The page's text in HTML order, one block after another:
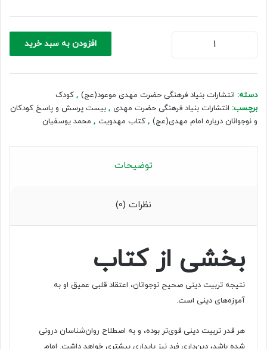
بیست
پاسخ
و
نوجوانان
درباره
مهدی(عج)
افزودن به سبد خرید
دسته: انتشارات بنیاد فرهنگی حضرت مهدی موعود(عج) , کودک
برچسب: انتشارات بنیاد فرهنگی حضرت مهدی , بیست پرسش و پاسخ کودکان
و نوجوانان درباره امام مهدی(عج) , کتاب مهدویت , محمد یوسفیان
توضیحات
نظرات (0)
بخشی از کتاب
نتیجه تربیت دینی صحیح نوجوانان، اعتقاد قلبی عمیق او به
آموزه‌های دینی است.
هر قدر تربیت دینی قوی‌تر بوده، و به اصطلاح روان‌شناسان درونی
شده باشد، دین‌داری فرد نیز پایداری بیشتری خواهد داشت. امام